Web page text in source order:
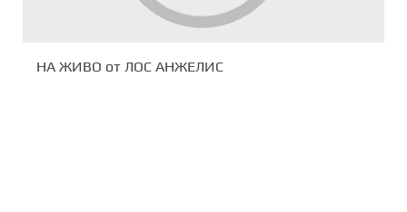
НА ЖИВО от ЛОС АНЖЕЛИС